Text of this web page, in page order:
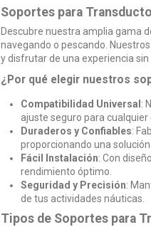
Soportes para
Descubre nuestra amplia gama
navegando o pescando.
y disfrutar de una experiencia sin
¿Por qué elegir nuestros
Compatibilidad Universal:
ajuste seguro para cualquier
Duraderos y Confiables:
proporcionando una solución
Fácil Instalación: Con
rendimiento óptimo.
Seguridad y Precisión:
de tus actividades náuticas.
Tipos de Soportes para